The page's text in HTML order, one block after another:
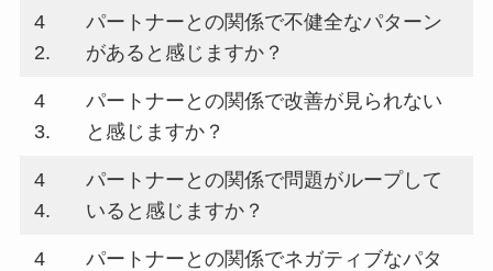
4
2.
パートナーとの関係で不健全なパターン
があると感じますか？
4
3.
パートナーとの関係で改善が見られない
と感じますか？
4
4.
パートナーとの関係で問題がループして
いると感じますか？
4
パートナーとの関係でネガティブなパタ